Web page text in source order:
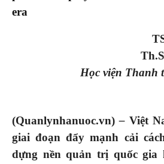
era
Học viện Thanh
(Quanlynhanuoc.vn) – Việt
giai đoạn đẩy mạnh cải
dựng nền quản trị quốc gia